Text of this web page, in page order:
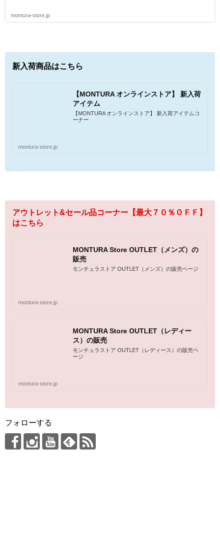
montura-store.jp
新入荷商品はこちら
【MONTURA オンラインストア】 新入荷
アイテム
【MONTURA オンラインストア】 新入荷アイテムコ
ーナー
montura-store.jp
アウトレット&セール品コーナー【最大７０％ＯＦＦ】
はこちら
MONTURA Store OUTLET（メンズ）の
販売
モンチュラストア OUTLET（メンズ）の販売ページ
montura-store.jp
MONTURA Store OUTLET（レディー
ス）の販売
モンチュラストア OUTLET（レディース）の販売ペ
ージ
montura-store.jp
フォローする